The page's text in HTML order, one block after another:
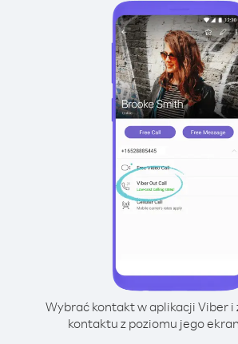
Wybrać kontakt w aplikacji Viber i
kontaktu z poziomu jego